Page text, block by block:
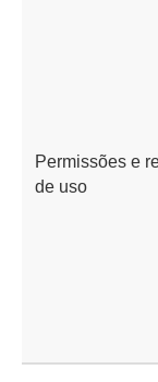
Permissões e
de uso